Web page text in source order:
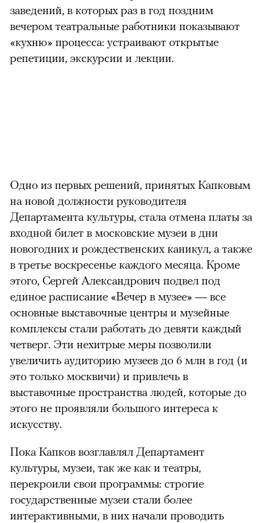
заведений, в которых раз в год поздним
вечером театральные работники показывают
«кухню» процесса: устраивают открытые
репетиции, экскурсии и лекции.
Одно из первых решений, принятых Капковым
на новой должности руководителя
Департамента культуры, стала отмена платы за
входной билет в московские музеи в дни
новогодних и рождественских каникул, а также
в третье воскресенье каждого месяца. Кроме
этого, Сергей Александрович подвел под
единое расписание «Вечер в музее» — все
основные выставочные центры и музейные
комплексы стали работать до девяти каждый
четверг. Эти нехитрые меры позволили
увеличить аудиторию музеев до 6 млн в год (и
это только москвичи) и привлечь в
выставочные пространства людей, которые до
этого не проявляли большого интереса к
искусству.
Пока Капков возглавлял Департамент
культуры, музеи, так же как и театры,
перекроили свои программы: строгие
государственные музеи стали более
интерактивными, в них начали проводить